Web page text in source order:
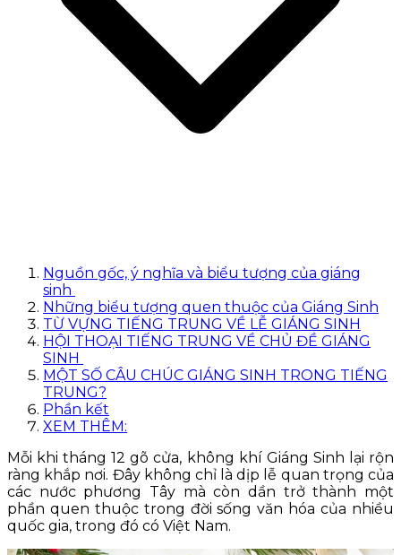
Nguồn gốc, ý nghĩa và biểu tượng của giáng
sinh
Những biểu tượng quen thuộc của Giáng Sinh
TỪ VỰNG TIẾNG TRUNG VỀ LỄ GIÁNG SINH
HỘI THOẠI TIẾNG TRUNG VỀ CHỦ ĐỀ GIÁNG
SINH
MỘT SỐ CÂU CHÚC GIÁNG SINH TRONG TIẾNG
TRUNG?
Phần kết
XEM THÊM:
Mỗi khi tháng 12 gõ cửa, không khí Giáng Sinh lại rộn
ràng khắp nơi. Đây không chỉ là dịp lễ quan trọng của
các nước phương Tây mà còn dần trở thành một
phần quen thuộc trong đời sống văn hóa của nhiều
quốc gia, trong đó có Việt Nam.